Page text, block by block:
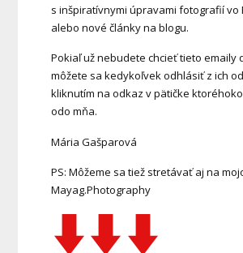
s inšpiratívnymi úpravami fotografií vo
alebo nové články na blogu.
Pokiaľ už nebudete chcieť tieto emaily
môžete sa kedykoľvek odhlásiť z ich
kliknutím na odkaz v pätičke
odo mňa.
Mária Gašparová
PS: Môžeme sa tiež stretávať aj na
Mayag.Photography